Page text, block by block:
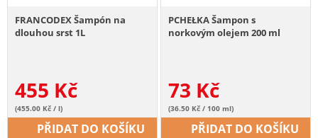
FRANCODEX Šampón na
dlouhou srst 1L
455 Kč
(455.00 Kč / l)
PŘIDAT DO KOŠÍKU
PCHEŁKA Šampon s
norkovým olejem 200 ml
73 Kč
(36.50 Kč / 100 ml)
PŘIDAT DO KOŠÍKU